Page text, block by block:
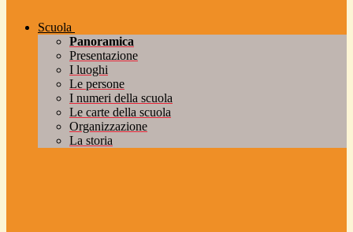
Scuola
Panoramica
Presentazione
I luoghi
Le persone
I numeri della scuola
Le carte della scuola
Organizzazione
La storia